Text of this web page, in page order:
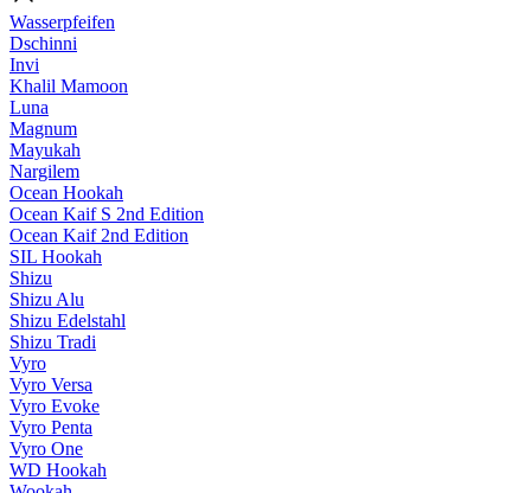
Wasserpfeifen
Dschinni
Invi
Khalil Mamoon
Luna
Magnum
Mayukah
Nargilem
Ocean Hookah
Ocean Kaif S 2nd Edition
Ocean Kaif 2nd Edition
SIL Hookah
Shizu
Shizu Alu
Shizu Edelstahl
Shizu Tradi
Vyro
Vyro Versa
Vyro Evoke
Vyro Penta
Vyro One
WD Hookah